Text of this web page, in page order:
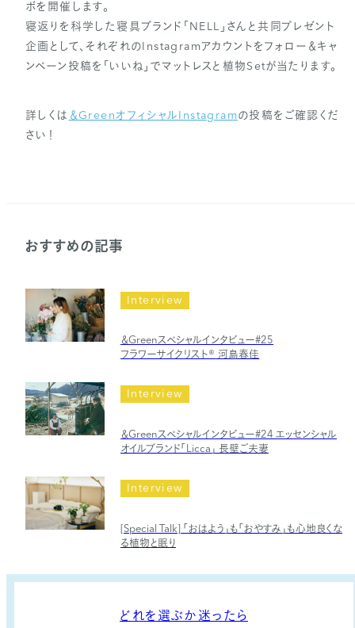
ボを開催します。
寝返りを科学した寝具ブランド「NELL」さんと共同プレゼント
企画として、それぞれのInstagramアカウントをフォロー＆キャ
ンペーン投稿を「いいね」でマットレスと植物Setが当たります。
詳しくは ＆GreenオフィシャルInstagramの投稿をご確認くだ
さい！
おすすめの記事
Interview
＆Greenスペシャルインタビュー#25
フラワーサイクリスト® 河島春佳
Interview
＆Greenスペシャルインタビュー#24 エッセンシャル
オイルブランド「Licca」 長壁ご夫妻
Interview
[Special Talk] 「おはよう」も「おやすみ」も心地良くな
る植物と眠り
どれを選ぶか迷ったら